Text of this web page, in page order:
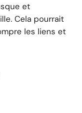
et
Cela pourrait
les liens et